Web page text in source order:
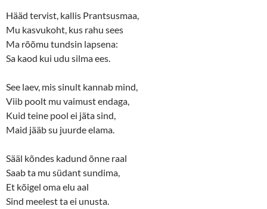
Hääd tervist, kallis Prantsusmaa,
Mu kasvukoht, kus rahu sees
Ma rõõmu tundsin lapsena:
Sa kaod kui udu silma ees.
See laev, mis sinult kannab mind,
Viib poolt mu vaimust endaga,
Kuid teine pool ei jäta sind,
Maid jääb su juurde elama.
Sääl kõndes kadund õnne raal
Saab ta mu südant sundima,
Et kõigel oma elu aal
Sind meelest ta ei unusta.